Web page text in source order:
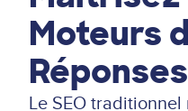
Moteurs
Le SEO traditionnel